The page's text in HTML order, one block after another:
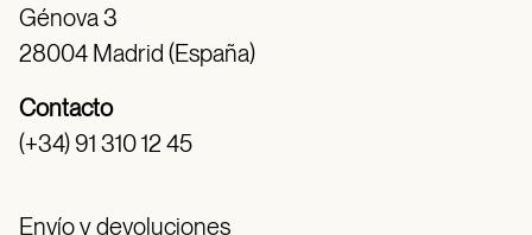
Génova 3
28004 Madrid (España)
Contacto
(+34) 91 310 12 45
Envío y devoluciones